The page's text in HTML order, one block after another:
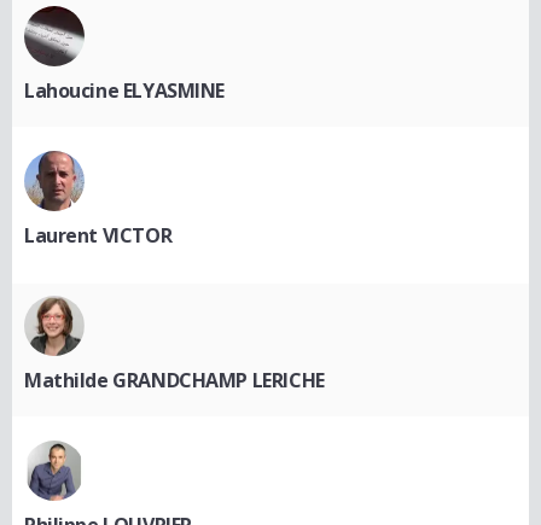
Lahoucine ELYASMINE
Laurent VICTOR
Mathilde GRANDCHAMP LERICHE